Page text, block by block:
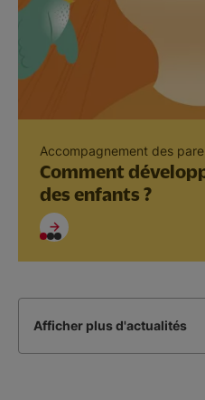
Accompagnement des
Comment
des enfants ?
Afficher plus d'actualités